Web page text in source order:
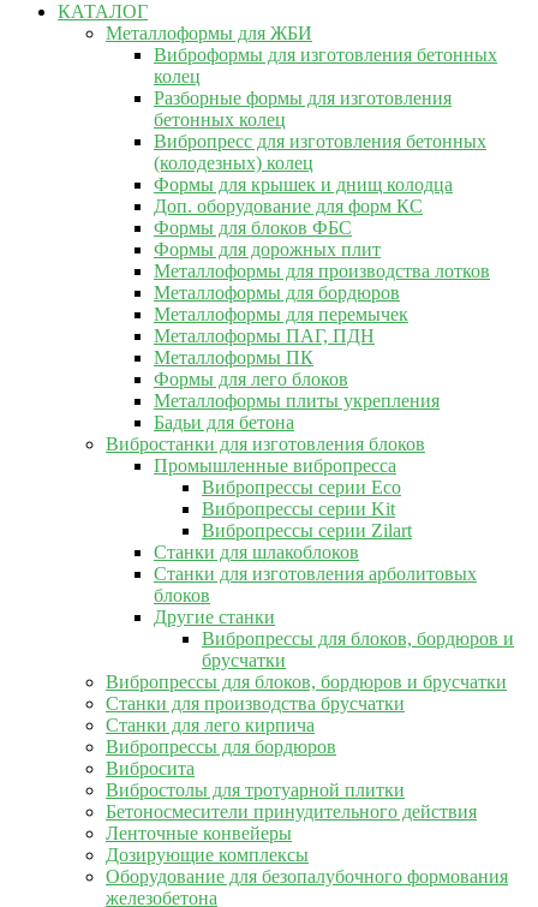
КАТАЛОГ
Металлоформы для ЖБИ
Виброформы для изготовления бетонных
колец
Разборные формы для изготовления
бетонных колец
Вибропресс для изготовления бетонных
(колодезных) колец
Формы для крышек и днищ колодца
Доп. оборудование для форм КС
Формы для блоков ФБС
Формы для дорожных плит
Металлоформы для производства лотков
Металлоформы для бордюров
Металлоформы для перемычек
Металлоформы ПАГ, ПДН
Металлоформы ПК
Формы для лего блоков
Металлоформы плиты укрепления
Бадьи для бетона
Вибростанки для изготовления блоков
Промышленные вибропресса
Вибропрессы серии Eco
Вибропрессы серии Kit
Вибропрессы серии Zilart
Станки для шлакоблоков
Станки для изготовления арболитовых
блоков
Другие станки
Вибропрессы для блоков, бордюров и
брусчатки
Вибропрессы для блоков, бордюров и брусчатки
Станки для производства брусчатки
Станки для лего кирпича
Вибропрессы для бордюров
Вибросита
Вибростолы для тротуарной плитки
Бетоносмесители принудительного действия
Ленточные конвейеры
Дозирующие комплексы
Оборудование для безопалубочного формования
железобетона